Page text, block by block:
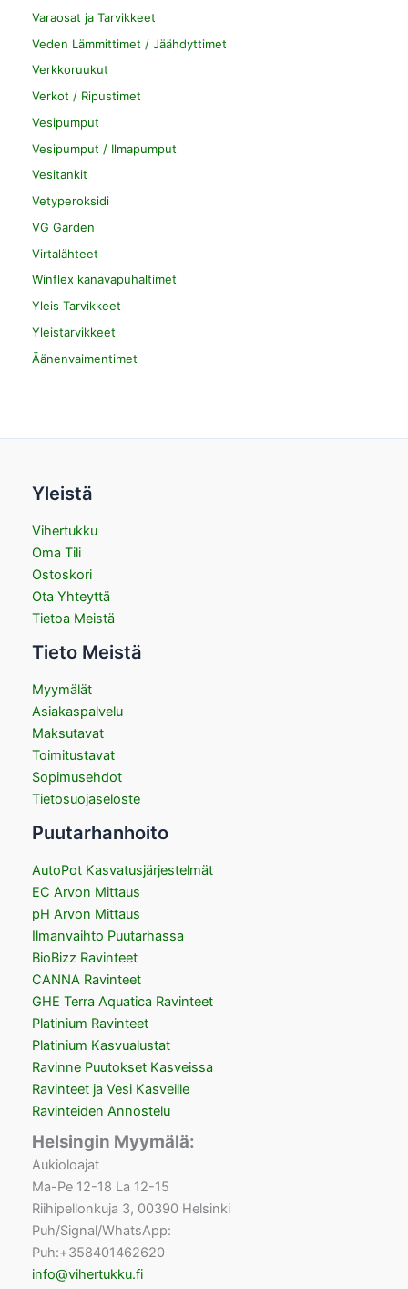
Varaosat ja Tarvikkeet
Veden Lämmittimet / Jäähdyttimet
Verkkoruukut
Verkot / Ripustimet
Vesipumput
Vesipumput / Ilmapumput
Vesitankit
Vetyperoksidi
VG Garden
Virtalähteet
Winflex kanavapuhaltimet
Yleis Tarvikkeet
Yleistarvikkeet
Äänenvaimentimet
Yleistä
Vihertukku
Oma Tili
Ostoskori
Ota Yhteyttä
Tietoa Meistä
Tieto Meistä
Myymälät
Asiakaspalvelu
Maksutavat
Toimitustavat
Sopimusehdot
Tietosuojaseloste
Puutarhanhoito
AutoPot Kasvatusjärjestelmät
EC Arvon Mittaus
pH Arvon Mittaus
Ilmanvaihto Puutarhassa
BioBizz Ravinteet
CANNA Ravinteet
GHE Terra Aquatica Ravinteet
Platinium Ravinteet
Platinium Kasvualustat
Ravinne Puutokset Kasveissa
Ravinteet ja Vesi Kasveille
Ravinteiden Annostelu
Helsingin Myymälä:
Aukioloajat
Ma-Pe 12-18 La 12-15
Riihipellonkuja 3, 00390 Helsinki
Puh/Signal/WhatsApp:
Puh:+358401462620
info@vihertukku.fi